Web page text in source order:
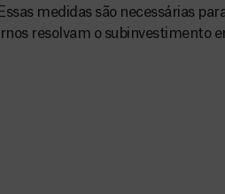
medidas são necessárias
resolvam o subinvestimento